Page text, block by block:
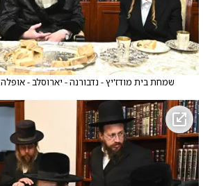
שמחת בית מודז'יץ - נדבורנה - יארוסלב - אופלה